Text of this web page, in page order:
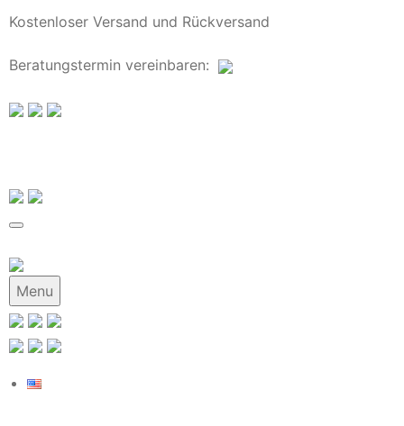
Kostenloser Versand und Rückversand
Beratungstermin vereinbaren:
Menu